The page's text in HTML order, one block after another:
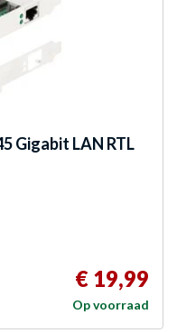
Gigabit LAN RTL
€ 19,99
Op voorraad